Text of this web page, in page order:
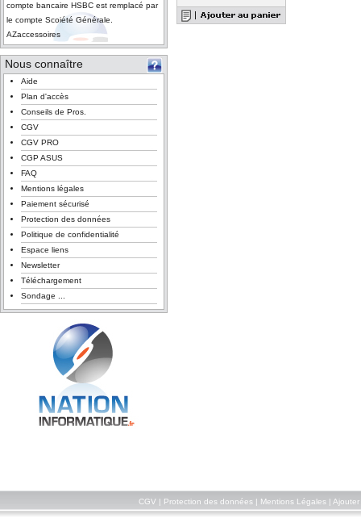
compte bancaire HSBC est remplacé par
le compte Scoiété Générale.
AZaccessoires
Nous connaître
Aide
Plan d'accès
Conseils de Pros.
CGV
CGV PRO
CGP ASUS
FAQ
Mentions légales
Paiement sécurisé
Protection des données
Politique de confidentialité
Espace liens
Newsletter
Téléchargement
Sondage ...
CGV Protection des données| Mentions Légales| Ajouter